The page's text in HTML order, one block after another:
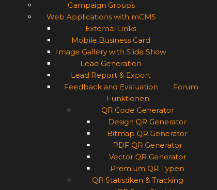
Campaign Groups
Web Applications with mCMS
External Links
Mobile Business Card
Image Gallery with Slide Show
Lead Generation
Lead Report & Export
Feedback and Evaluation
Forum
Funktionen
QR Code Generator
Design QR Generator
Bitmap QR Generator
PDF QR Generator
Vector QR Generator
Premium QR Typen
QR Statistiken & Tracking